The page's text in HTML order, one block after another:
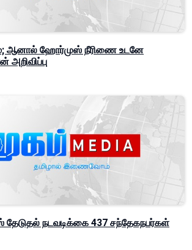
ஆனால் ஹோர்முஸ் நீரிணை உடனே
அறிவிப்பு
தேடுதல் நடவடிக்கை 437 சந்தேகநபர்கள்